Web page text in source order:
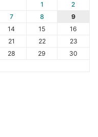
1
2
7 8
9
14 15
16
21 22
23
28 29
30